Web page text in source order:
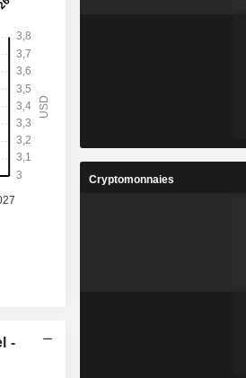
-
Cryptomonnaies